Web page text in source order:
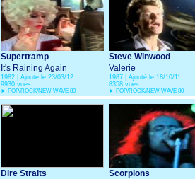
Supertramp
It's Raining Again
1982 | Ajouté le 23/03/12
9930 vues
► POP/ROCK/NEW WAVE 80
Steve Winwood
Valerie
1987 | Ajouté le 18/10/11
8358 vues
► POP/ROCK/NEW WAVE 80
Dire Straits
Scorpions